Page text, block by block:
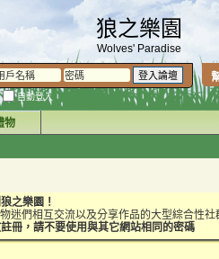
狼之樂園
Wolves' Paradise
自動登入
物
之樂園！
迷們相互交流以及分享作品的大型綜合性社
註冊，請不要使用與其它網站相同的密碼